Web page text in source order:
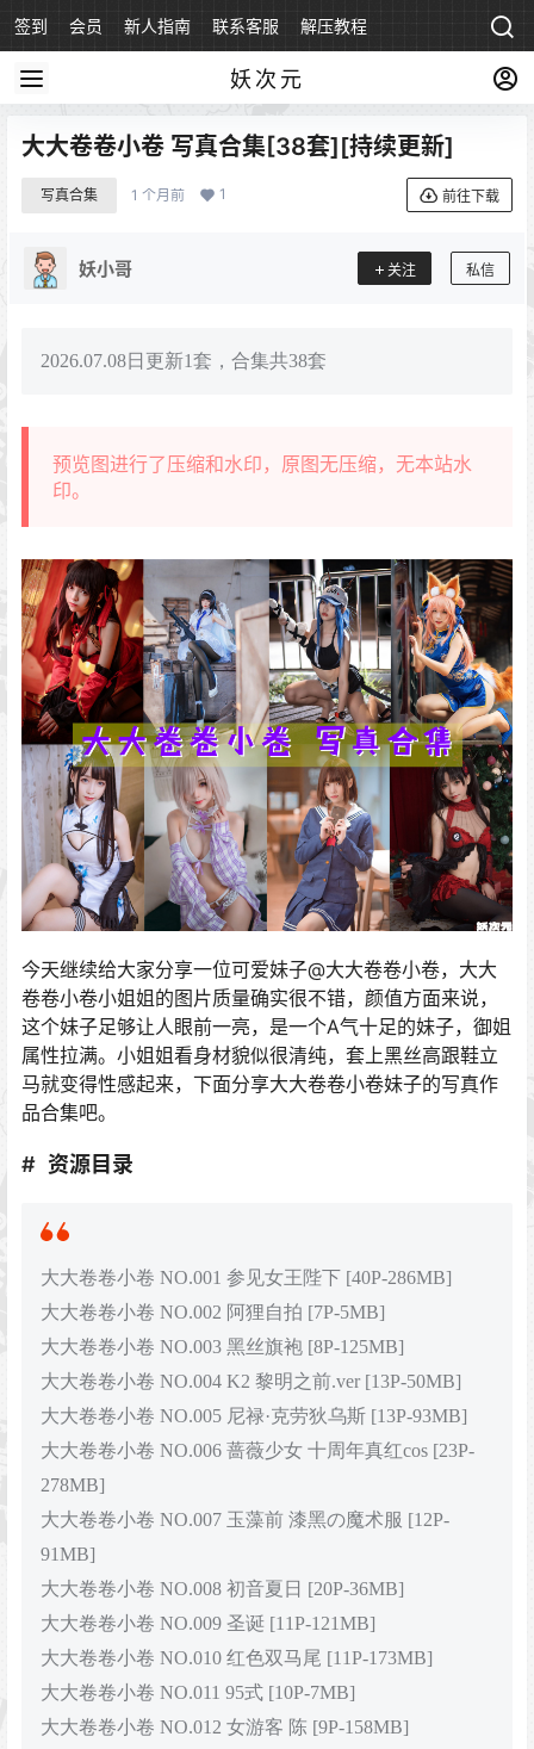
签到 会员 新人指南 联系客服 解压教程
妖次元
大大卷卷小卷 写真合集[38套][持续更新]
写真合集 1 个月前 1 前往下载
妖小哥 关注 私信
2026.07.08日更新1套，合集共38套
预览图进行了压缩和水印，原图无压缩，无本站水
印。
今天继续给大家分享一位可爱妹子@大大卷卷小卷，大大
卷卷小卷小姐姐的图片质量确实很不错，颜值方面来说，
这个妹子足够让人眼前一亮，是一个A气十足的妹子，御姐
属性拉满。小姐姐看身材貌似很清纯，套上黑丝高跟鞋立
马就变得性感起来，下面分享大大卷卷小卷妹子的写真作
品合集吧。
资源目录
大大卷卷小卷 NO.001 参见女王陛下 [40P-286MB]
大大卷卷小卷 NO.002 阿狸自拍 [7P-5MB]
大大卷卷小卷 NO.003 黑丝旗袍 [8P-125MB]
大大卷卷小卷 NO.004 K2 黎明之前.ver [13P-50MB]
大大卷卷小卷 NO.005 尼禄·克劳狄乌斯 [13P-93MB]
大大卷卷小卷 NO.006 蔷薇少女 十周年真红cos [23P-
278MB]
大大卷卷小卷 NO.007 玉藻前 漆黑の魔术服 [12P-
91MB]
大大卷卷小卷 NO.008 初音夏日 [20P-36MB]
大大卷卷小卷 NO.009 圣诞 [11P-121MB]
大大卷卷小卷 NO.010 红色双马尾 [11P-173MB]
大大卷卷小卷 NO.011 95式 [10P-7MB]
大大卷卷小卷 NO.012 女游客 陈 [9P-158MB]